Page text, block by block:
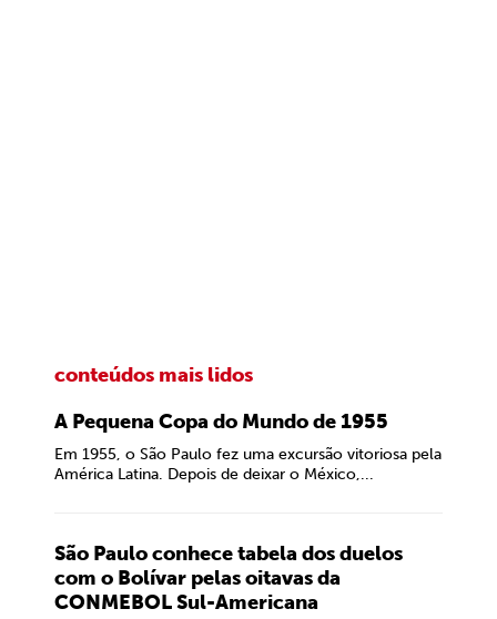
conteúdos mais lidos
A Pequena Copa do Mundo de 1955
Em 1955, o São Paulo fez uma excursão vitoriosa pela
América Latina. Depois de deixar o México,...
São Paulo conhece tabela dos duelos
com o Bolívar pelas oitavas da
CONMEBOL Sul-Americana